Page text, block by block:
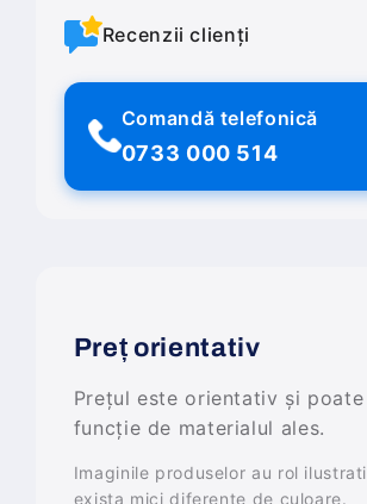
Recenzii clienți
Comandă telefonică
0733 000 514
Preț orientativ
Prețul este orientativ și
funcție de materialul ales.
Imaginile produselor au rol
exista mici diferențe de culoare.